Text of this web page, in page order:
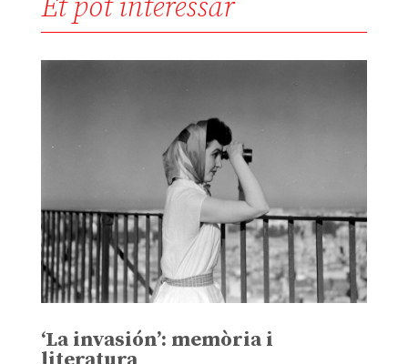
Et pot interessar
‘La invasión’: memòria i